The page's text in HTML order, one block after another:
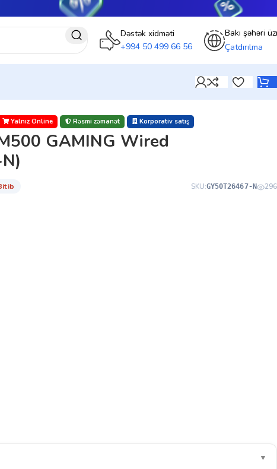
Dəstək xidməti
+994 50 499 66 56
Bakı şəhəri
Çatdırılma
Yalnız Online Rəsmi zəmanət Korporativ satış
GAMING Wired
bi̇ti̇b SKU:GY50T26467-N 296
▼